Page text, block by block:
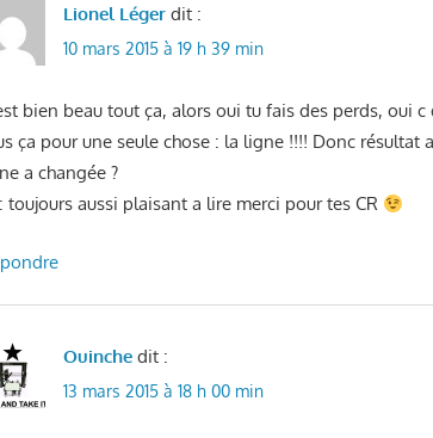
Lionel Léger dit :
10 mars 2015 à 19 h 39 min
bien beau tout ça, alors oui tu fais des perds, oui
ça pour une seule chose : la ligne !!!! Donc
a changée ?
toujours aussi plaisant a lire merci pour tes CR
Ouinche dit :
13 mars 2015 à 18 h 00 min